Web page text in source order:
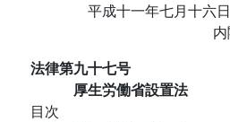
平成十一年七月十六日
法律第九十七号
厚生労働省設置法
目次